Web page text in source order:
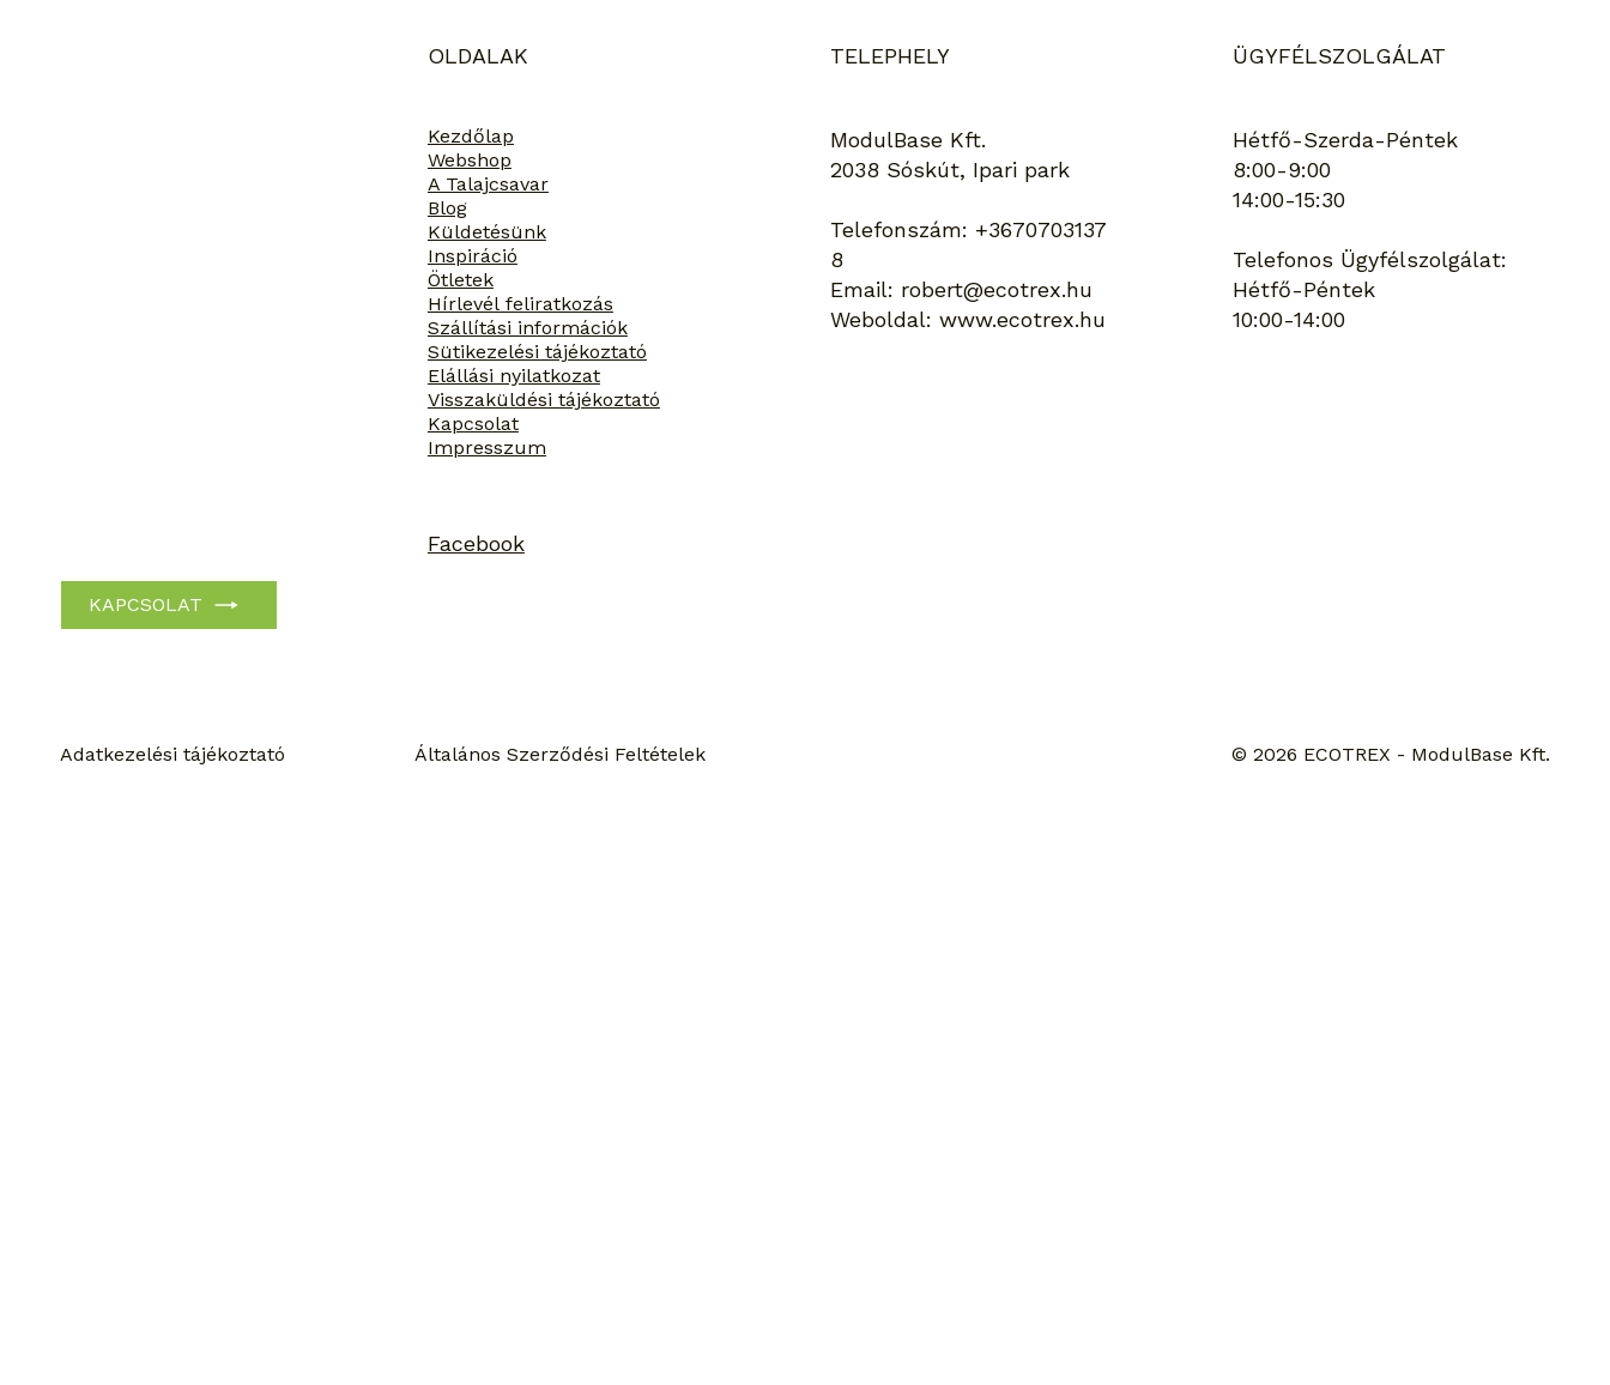
KAPCSOLAT
OLDALAK
Kezdőlap
Webshop
A Talajcsavar
Blog
Küldetésünk
Inspiráció
Ötletek
Hírlevél feliratkozás
Szállítási információk
Sütikezelési tájékoztató
Elállási nyilatkozat
Visszaküldési tájékoztató
Kapcsolat
Impresszum
Facebook
TELEPHELY
ModulBase Kft.
2038 Sóskút, Ipari park
Telefonszám: +3670703137
8
Email: robert@ecotrex.hu
Weboldal: www.ecotrex.hu
ÜGYFÉLSZOLGÁLAT
Hétfő-Szerda-Péntek
8:00-9:00
14:00-15:30
Telefonos Ügyfélszolgálat:
Hétfő-Péntek
10:00-14:00
Adatkezelési tájékoztató Általános Szerződési Feltételek © 2026 ECOTREX - ModulBase Kft.